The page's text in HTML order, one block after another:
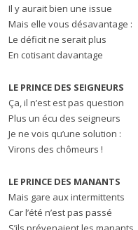
Il y aurait bien une issue
Mais elle vous désavantage :
Le déficit ne serait plus
En cotisant davantage
LE PRINCE DES SEIGNEURS
Ça, il n’est est pas question
Plus un écu des seigneurs
Je ne vois qu’une solution :
Virons des chômeurs !
LE PRINCE DES MANANTS
Mais gare aux intermittents
Car l’été n’est pas passé